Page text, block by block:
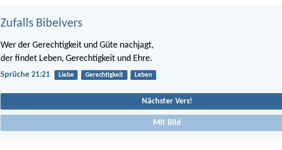
Zufalls Bibelvers
Wer der Gerechtigkeit und Güte nachjagt,
der findet Leben, Gerechtigkeit und Ehre.
Sprüche 21:21 Liebe Gerechtigkeit Leben
Nächster Vers!
Mit Bild